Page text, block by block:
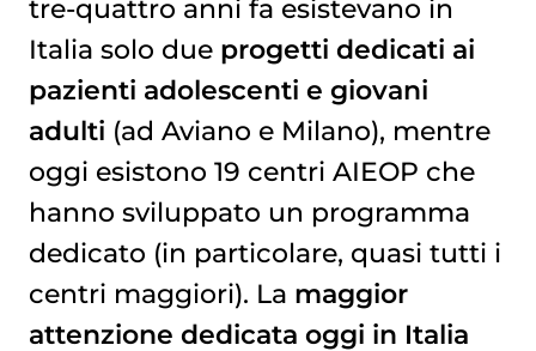
tre-quattro anni fa esistevano in
Italia solo due progetti dedicati ai
pazienti adolescenti e giovani
adulti (ad Aviano e Milano), mentre
oggi esistono 19 centri AIEOP che
hanno sviluppato un programma
dedicato (in particolare, quasi tutti i
centri maggiori). La maggior
attenzione dedicata oggi in Italia